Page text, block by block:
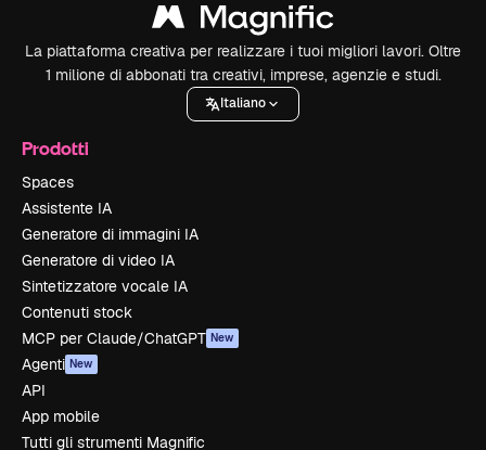
La piattaforma creativa per realizzare i tuoi migliori lavori. Oltre
1 milione di abbonati tra creativi, imprese, agenzie e studi.
Italiano
Prodotti
Spaces
Assistente IA
Generatore di immagini IA
Generatore di video IA
Sintetizzatore vocale IA
Contenuti stock
MCP per Claude/ChatGPT New
Agenti New
API
App mobile
Tutti gli strumenti Magnific